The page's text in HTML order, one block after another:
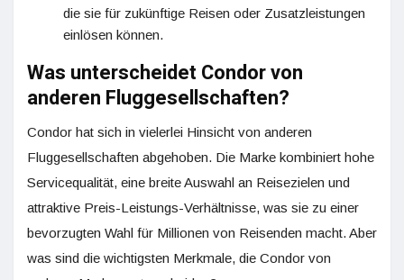
die sie für zukünftige Reisen oder Zusatzleistungen
einlösen können.
Was unterscheidet Condor von
anderen Fluggesellschaften?
Condor hat sich in vielerlei Hinsicht von anderen
Fluggesellschaften abgehoben. Die Marke kombiniert hohe
Servicequalität, eine breite Auswahl an Reisezielen und
attraktive Preis-Leistungs-Verhältnisse, was sie zu einer
bevorzugten Wahl für Millionen von Reisenden macht. Aber
was sind die wichtigsten Merkmale, die Condor von